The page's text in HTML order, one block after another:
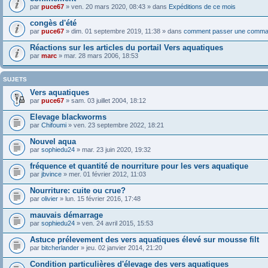
par puce67 » ven. 20 mars 2020, 08:43 » dans Expéditions de ce mois
congès d'été
par puce67 » dim. 01 septembre 2019, 11:38 » dans comment passer une
Réactions sur les articles du portail Vers aquatiques
par marc » mar. 28 mars 2006, 18:53
SUJETS
Vers aquatiques
par puce67 » sam. 03 juillet 2004, 18:12
Elevage blackworms
par Chifoumi » ven. 23 septembre 2022, 18:21
Nouvel aqua
par sophiedu24 » mar. 23 juin 2020, 19:32
fréquence et quantité de nourriture pour les vers aquatique
par jbvince » mer. 01 février 2012, 11:03
Nourriture: cuite ou crue?
par olivier » lun. 15 février 2016, 17:48
mauvais démarrage
par sophiedu24 » ven. 24 avril 2015, 15:53
Astuce prélevement des vers aquatiques élevé sur mousse filt
par bitcherlander » jeu. 02 janvier 2014, 21:20
Condition particulières d'élevage des vers aquatiques